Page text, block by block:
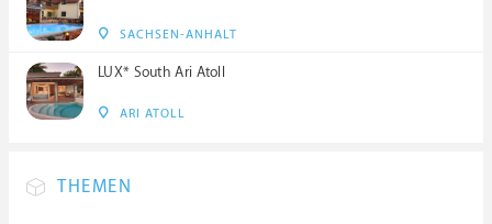
SACHSEN-ANHALT
LUX* South Ari Atoll
ARI ATOLL
THEMEN